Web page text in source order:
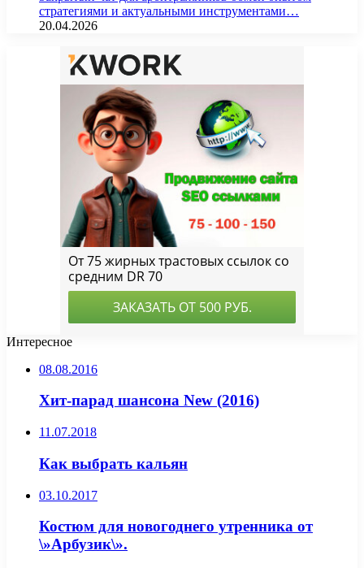
стратегиями и актуальными инструментами…
20.04.2026
Интересное
08.08.2016
Хит-парад шансона New (2016)
11.07.2018
Как выбрать кальян
03.10.2017
Костюм для новогоднего утренника от
\»Арбузик\».